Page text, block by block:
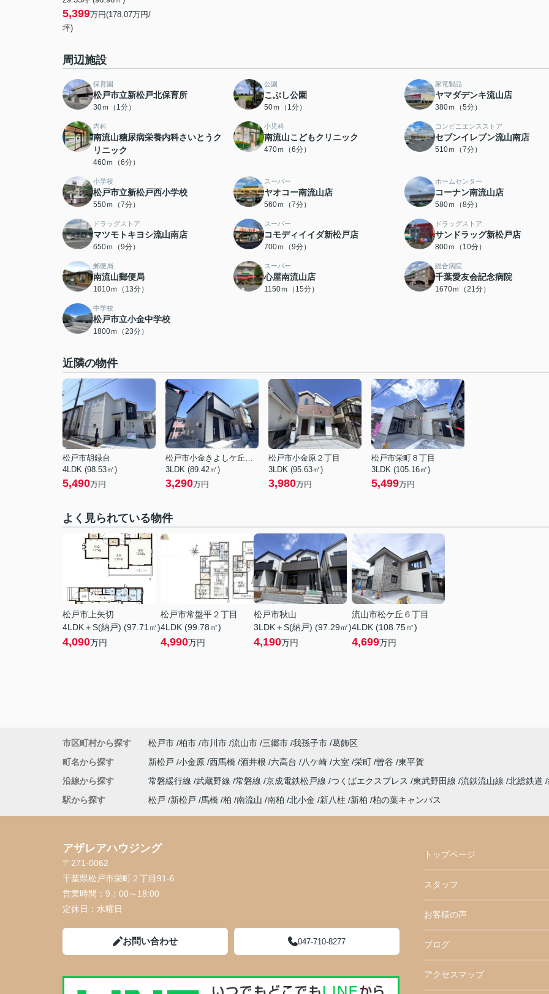
5,399万円(178.07万円/
坪)
周辺施設
保育園
松戸市立新松戸北保育所
30ｍ（1分）
公園
こぶし公園
50ｍ（1分）
家電製品
ヤマダデンキ流山店
380ｍ（5分）
内科
南流山糖尿病栄養内科さいとうク
リニック
460ｍ（6分）
小児科
南流山こどもクリニック
470ｍ（6分）
コンビニエンスストア
セブンイレブン流山南店
510ｍ（7分）
小学校
松戸市立新松戸西小学校
550ｍ（7分）
スーパー
ヤオコー南流山店
560ｍ（7分）
ホームセンター
コーナン南流山店
580ｍ（8分）
ドラッグストア
マツモトキヨシ流山南店
650ｍ（9分）
スーパー
コモディイイダ新松戸店
700ｍ（9分）
ドラッグストア
サンドラッグ新松戸店
800ｍ（10分）
郵便局
南流山郵便局
1010ｍ（13分）
スーパー
心屋南流山店
1150ｍ（15分）
総合病院
千葉愛友会記念病院
1670ｍ（21分）
中学校
松戸市立小金中学校
1800ｍ（23分）
近隣の物件
松戸市胡録台
4LDK (98.53㎡)
5,490万円
松戸市小金きよしケ丘４丁目
3LDK (89.42㎡)
3,290万円
松戸市小金原２丁目
3LDK (95.63㎡)
3,980万円
松戸市栄町８丁目
3LDK (105.16㎡)
5,499万円
よく見られている物件
松戸市上矢切
4LDK＋S(納戸) (97.71㎡)
4,090万円
松戸市常盤平２丁目
4LDK (99.78㎡)
4,990万円
松戸市秋山
3LDK＋S(納戸) (97.29㎡)
4,190万円
流山市松ケ丘６丁目
4LDK (108.75㎡)
4,699万円
市区町村から探す 松戸市 柏市 市川市 流山市 三郷市 我孫子市 葛飾区
町名から探す
新松戸 小金原 西馬橋 酒井根 六高台 八ケ崎 大室 栄町 曽谷 東平賀
沿線から探す
常磐緩行線 武蔵野線 常磐線 京成電鉄松戸線 つくばエクスプレス 東武野田線 流鉄流山線 北総鉄道
駅から探す
松戸 新松戸 馬橋 柏 南流山 南柏 北小金 新八柱 新柏 柏の葉キャンパス
アザレアハウジング
〒271-0062
千葉県松戸市栄町２丁目91-6
営業時間： 9：00～18:00
定休日： 水曜日
お問い合わせ 047-710-8277
トップページ
スタッフ
お客様の声
ブログ
アクセスマップ